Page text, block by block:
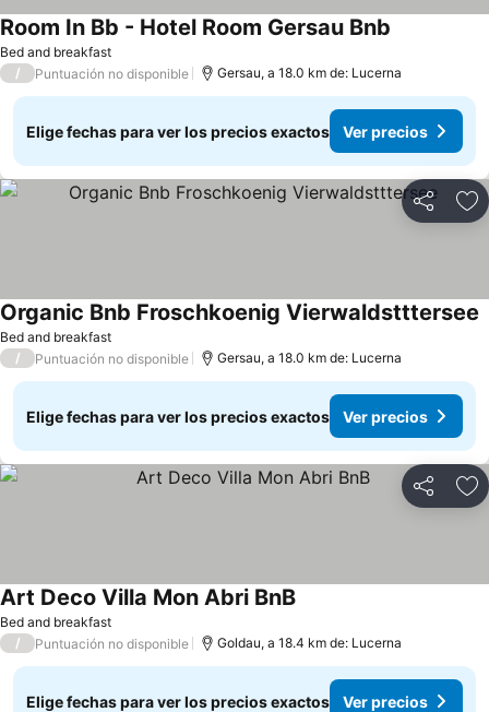
Bed and breakfast
Room In Bb - Hotel Room Gersau Bnb
/ Puntuación no disponible Gersau, a 18.0 km de: Lucerna
Elige fechas para ver los precios exactos Ver precios
Compartir
Bed and breakfast
Organic Bnb Froschkoenig Vierwaldstttersee
/ Puntuación no disponible Gersau, a 18.0 km de: Lucerna
Elige fechas para ver los precios exactos Ver precios
Compartir
Bed and breakfast
Art Deco Villa Mon Abri BnB
/ Puntuación no disponible Goldau, a 18.4 km de: Lucerna
Elige fechas para ver los precios exactos Ver precios